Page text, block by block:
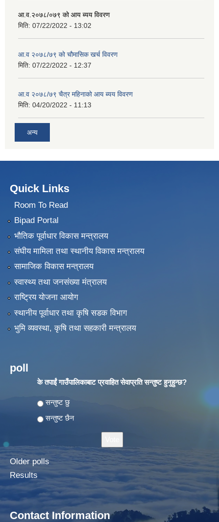
आ.व.२०७८/०७९ को आय ब्यय विवरण
मिति: 07/22/2022 - 13:02
आ.व २०७८/७९ को चौमासिक खर्च विवरण
मिति: 07/22/2022 - 12:37
आ.व २०७८/७९ चैत्र महिनाको आय ब्यय विवरण
मिति: 04/20/2022 - 11:13
अन्य
Quick Links
Room To Read
Bipad Portal
भौतिक पूर्वाधार विकास मन्त्रालय
संघीय मामिला तथा स्थानीय विकास मन्त्रालय
सामाजिक विकास मन्त्रालय
स्वास्थ्य तथा जनसंख्या मंत्रालय
राष्ट्रिय योजना आयोग
स्थानीय पूर्वाधार तथा कृषि सडक विभाग
भुमि व्यवस्था, कृषि तथा सहकारी मन्त्रालय
poll
के तपाईं गाउँपालिकाबाट प्रवाहित सेवाप्रति सन्तुष्ट हुनुहुन्छ?
Choices
सन्तुष्ट छु
सन्तुष्ट छैन
Older polls
Results
Contact Information